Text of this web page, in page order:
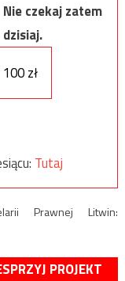
czekaj zatem
100 zł
Tutaj
Prawnej Litwin:
PROJEKT